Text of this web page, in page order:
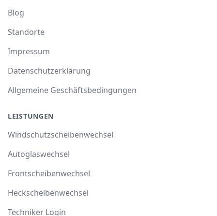
Blog
Standorte
Impressum
Datenschutzerklärung
Allgemeine Geschäftsbedingungen
LEISTUNGEN
Windschutzscheibenwechsel
Autoglaswechsel
Frontscheibenwechsel
Heckscheibenwechsel
Techniker Login